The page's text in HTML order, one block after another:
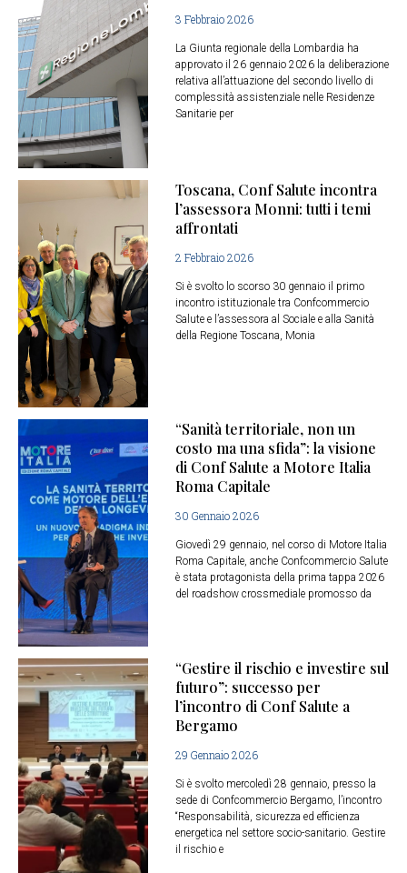
3 Febbraio 2026
La Giunta regionale della Lombardia ha
approvato il 26 gennaio 2026 la deliberazione
relativa all’attuazione del secondo livello di
complessità assistenziale nelle Residenze
Sanitarie per
Toscana, Conf Salute incontra
l’assessora Monni: tutti i temi
affrontati
2 Febbraio 2026
Si è svolto lo scorso 30 gennaio il primo
incontro istituzionale tra Confcommercio
Salute e l’assessora al Sociale e alla Sanità
della Regione Toscana, Monia
“Sanità territoriale, non un
costo ma una sfida”: la visione
di Conf Salute a Motore Italia
Roma Capitale
30 Gennaio 2026
Giovedì 29 gennaio, nel corso di Motore Italia
Roma Capitale, anche Confcommercio Salute
è stata protagonista della prima tappa 2026
del roadshow crossmediale promosso da
“Gestire il rischio e investire sul
futuro”: successo per
l’incontro di Conf Salute a
Bergamo
29 Gennaio 2026
Si è svolto mercoledì 28 gennaio, presso la
sede di Confcommercio Bergamo, l’incontro
“Responsabilità, sicurezza ed efficienza
energetica nel settore socio-sanitario. Gestire
il rischio e